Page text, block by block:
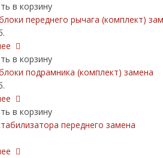
в корзину
переднего рычага (комплект)
в корзину
подрамника (комплект) замена
в корзину
переднего замена